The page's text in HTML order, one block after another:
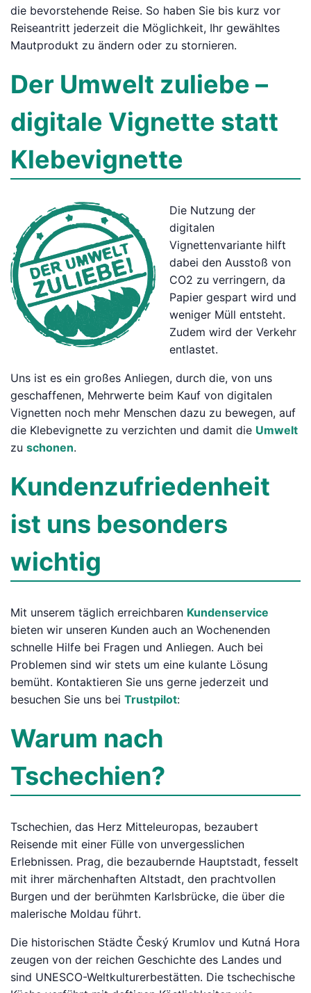
die bevorstehende Reise. So haben Sie bis kurz vor
Reiseantritt jederzeit die Möglichkeit, Ihr gewähltes
Mautprodukt zu ändern oder zu stornieren.
Der Umwelt zuliebe –
digitale Vignette statt
Klebevignette
Die Nutzung der
digitalen
Vignettenvariante hilft
dabei den Ausstoß von
CO2 zu verringern, da
Papier gespart wird und
weniger Müll entsteht.
Zudem wird der Verkehr
entlastet.
Uns ist es ein großes Anliegen, durch die, von uns
geschaffenen, Mehrwerte beim Kauf von digitalen
Vignetten noch mehr Menschen dazu zu bewegen, auf
die Klebevignette zu verzichten und damit die Umwelt
zu schonen.
Kundenzufriedenheit
ist uns besonders
wichtig
Mit unserem täglich erreichbaren Kundenservice
bieten wir unseren Kunden auch an Wochenenden
schnelle Hilfe bei Fragen und Anliegen. Auch bei
Problemen sind wir stets um eine kulante Lösung
bemüht. Kontaktieren Sie uns gerne jederzeit und
besuchen Sie uns bei Trustpilot:
Warum nach
Tschechien?
Tschechien, das Herz Mitteleuropas, bezaubert
Reisende mit einer Fülle von unvergesslichen
Erlebnissen. Prag, die bezaubernde Hauptstadt, fesselt
mit ihrer märchenhaften Altstadt, den prachtvollen
Burgen und der berühmten Karlsbrücke, die über die
malerische Moldau führt.
Die historischen Städte Český Krumlov und Kutná Hora
zeugen von der reichen Geschichte des Landes und
sind UNESCO-Weltkulturerbestätten. Die tschechische